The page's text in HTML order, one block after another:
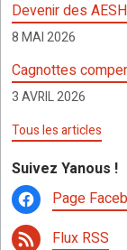
Devenir des
8 MAI 2026
Cagnottes
3 AVRIL 2026
Tous les articles
Suivez Yanous !
Page
Flux RSS